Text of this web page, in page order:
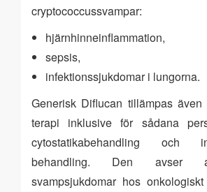
cryptococcussvampar:
hjärnhinneinflammation,
sepsis,
infektionssjukdomar i lungorna.
Generisk Diflucan tillämpas
terapi inklusive för sådana
cytostatikabehandling och
behandling. Den avser
svampsjukdomar hos